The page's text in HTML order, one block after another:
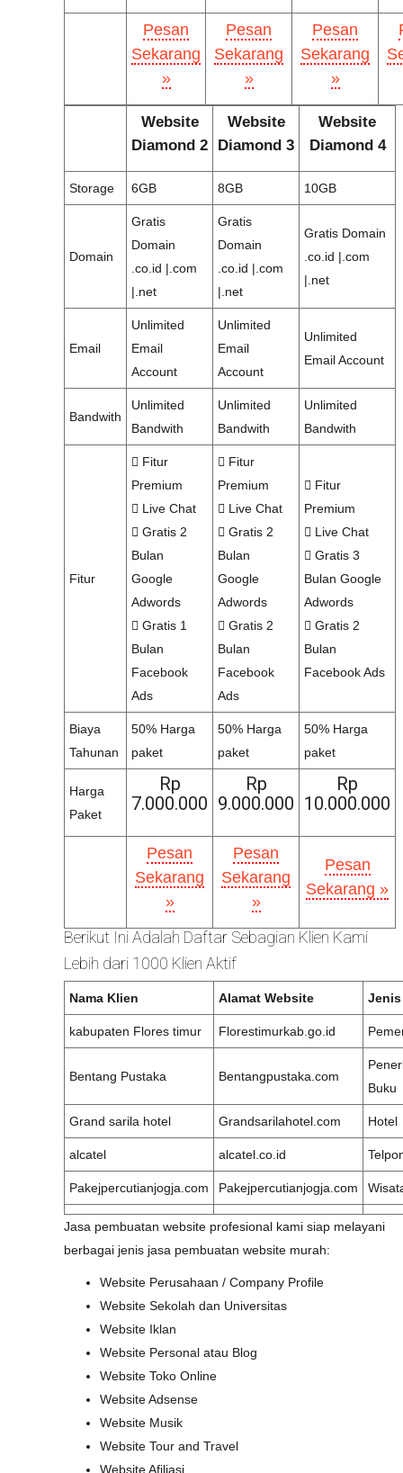
Pesan
Sekarang
»
Pesan
Sekarang
»
Pesan
Sekarang
»
Website
Diamond 2
Website
Diamond 3
Website
Diamond 4
Storage 6GB 8GB 10GB
Domain
Gratis
Domain
.co.id |.com
|.net
Gratis
Domain
.co.id |.com
|.net
Gratis Domain
.co.id |.com
|.net
Email
Unlimited
Email
Account
Unlimited
Email
Account
Unlimited
Email Account
Bandwith
Unlimited
Bandwith
Unlimited
Bandwith
Unlimited
Bandwith
Fitur
Fitur
Premium
Live Chat
Gratis 2
Bulan
Google
Adwords
Gratis 1
Bulan
Facebook
Ads
Fitur
Premium
Live Chat
Gratis 2
Bulan
Google
Adwords
Gratis 2
Bulan
Facebook
Ads
Fitur
Premium
Live Chat
Gratis 3
Bulan Google
Adwords
Gratis 2
Bulan
Facebook Ads
Biaya
Tahunan
50% Harga
paket
50% Harga
paket
50% Harga
paket
Harga
Paket
Rp
7.000.000
Rp
9.000.000
Rp
10.000.000
Pesan
Sekarang
»
Pesan
Sekarang
»
Pesan
Sekarang »
Berikut Ini Adalah Daftar Sebagian Klien Kami
Lebih dari 1000 Klien Aktif
Nama Klien Alamat Website Jenis
kabupaten Flores timur Florestimurkab.go.id
Bentang Pustaka Bentangpustaka.com
Buku
Grand sarila hotel Grandsarilahotel.com Hotel
alcatel alcatel.co.id
Pakejpercutianjogja.com Pakejpercutianjogja.com
Jasa pembuatan website profesional kami siap melayani
berbagai jenis jasa pembuatan website murah:
Website Perusahaan / Company Profile
Website Sekolah dan Universitas
Website Iklan
Website Personal atau Blog
Website Toko Online
Website Adsense
Website Musik
Website Tour and Travel
Website Afiliasi